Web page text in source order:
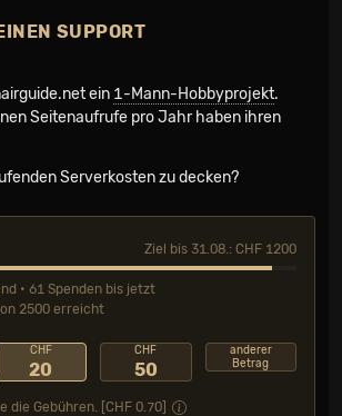
SUPPORT
ein 1-Mann-Hobbyprojekt.
Seiten­aufrufe pro Jahr haben ihren
Serverkosten zu decken?
Ziel bis 31.08.: CHF 1200
• 61 Spenden bis jetzt
2500 erreicht
CHF
20
CHF
50
anderer
Betrag
die Gebühren. [CHF 0.70